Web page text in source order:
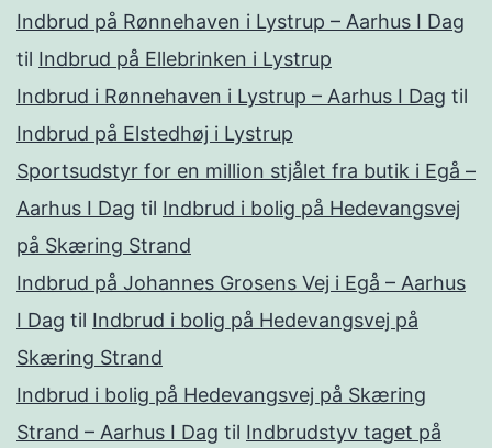
Indbrud på Rønnehaven i Lystrup – Aarhus I Dag
til Indbrud på Ellebrinken i Lystrup
Indbrud i Rønnehaven i Lystrup – Aarhus I Dag til
Indbrud på Elstedhøj i Lystrup
Sportsudstyr for en million stjålet fra butik i Egå –
Aarhus I Dag til Indbrud i bolig på Hedevangsvej
på Skæring Strand
Indbrud på Johannes Grosens Vej i Egå – Aarhus
I Dag til Indbrud i bolig på Hedevangsvej på
Skæring Strand
Indbrud i bolig på Hedevangsvej på Skæring
Strand – Aarhus I Dag til Indbrudstyv taget på